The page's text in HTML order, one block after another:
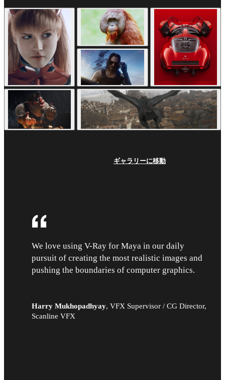
ギャラリーに移動
We love using V-Ray for Maya in our daily
pursuit of creating the most realistic images and
pushing the boundaries of computer graphics.
Harry Mukhopadhyay, VFX Supervisor / CG Director,
Scanline VFX